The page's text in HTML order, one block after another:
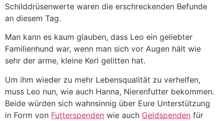
Schilddrüsenwerte waren die erschreckenden Befunde
an diesem Tag.
Man kann es kaum glauben, dass Leo ein geliebter
Familienhund war, wenn man sich vor Augen hält wie
sehr der arme, kleine Kerl gelitten hat.
Um ihm wieder zu mehr Lebensqualität zu verhelfen,
muss Leo nun, wie auch Hanna, Nierenfutter bekommen.
Beide würden sich wahnsinnig über Eure Unterstützung
in Form von Futterspenden wie auch Geldspenden für